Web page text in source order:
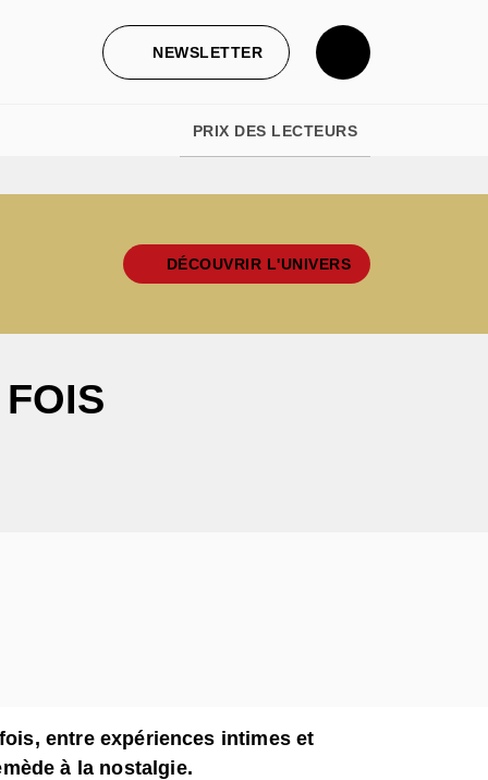
NEWSLETTER
PRIX DES LECTEURS
DÉCOUVRIR L'UNIVERS
entre expériences intimes et
à la nostalgie.